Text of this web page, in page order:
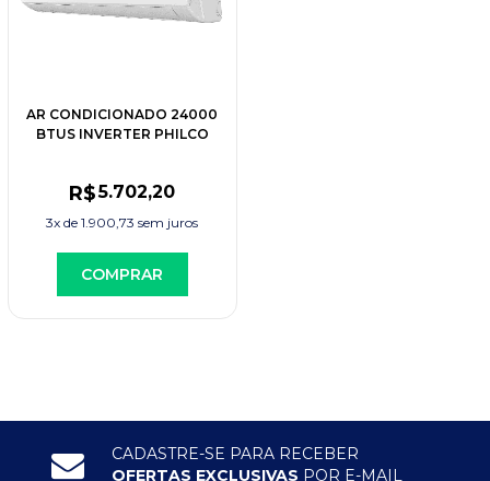
AR CONDICIONADO 24000
BTUS INVERTER PHILCO
R$5.702,20
3x de1.900,73 sem juros
COMPRAR
CADASTRE-SE PARA RECEBER
OFERTAS EXCLUSIVAS POR E-MAIL